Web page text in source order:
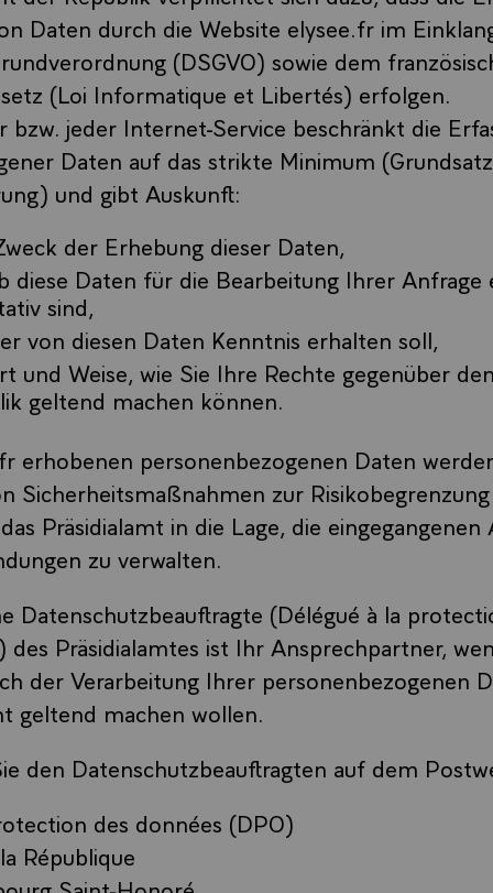
Daten durch die Website elysee.fr im
(DSGVO) sowie dem
(Loi Informatique et Libertés) erfolgen.
bzw. jeder Internet-Service beschränkt die
Daten auf das strikte Minimum
und gibt Auskunft:
der Erhebung dieser Daten,
diese Daten für die Bearbeitung Ihrer
sind,
von diesen Daten Kenntnis erhalten soll,
und Weise, wie Sie Ihre Rechte gegenüber
geltend machen können.
erhobenen personenbezogenen Daten
Sicherheitsmaßnahmen zur
Präsidialamt in die Lage, die eingegangenen
zu verwalten.
Datenschutzbeauftragte (Délégué à la
des Präsidialamtes ist Ihr Ansprechpartner,
der Verarbeitung Ihrer personenbezogenen
geltend machen wollen.
den Datenschutzbeauftragten auf dem
des données (DPO)
République